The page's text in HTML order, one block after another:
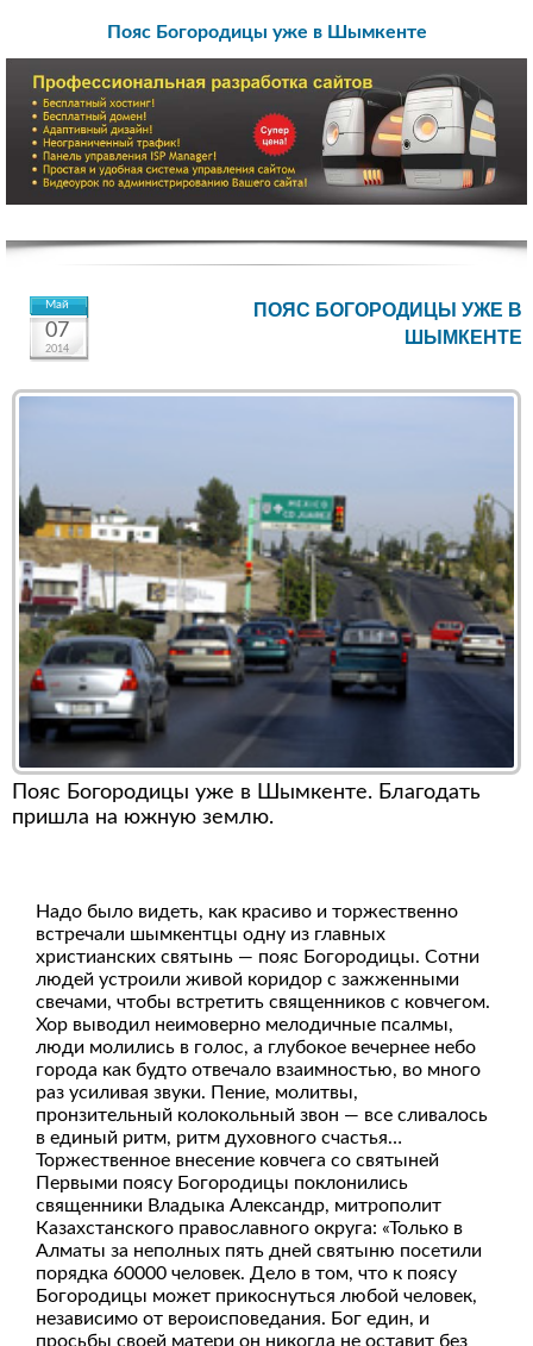
Пояс Богородицы уже в Шымкенте
Май
07
2014
ПОЯС БОГОРОДИЦЫ УЖЕ В
ШЫМКЕНТЕ
Пояс Богородицы уже в Шымкенте. Благодать
пришла на южную землю.
Надо было видеть, как красиво и торжественно
встречали шымкентцы одну из главных
христианских святынь — пояс Богородицы. Сотни
людей устроили живой коридор с зажженными
свечами, чтобы встретить священников с ковчегом.
Хор выводил неимоверно мелодичные псалмы,
люди молились в голос, а глубокое вечернее небо
города как будто отвечало взаимностью, во много
раз усиливая звуки. Пение, молитвы,
пронзительный колокольный звон — все сливалось
в единый ритм, ритм духовного счастья…
Торжественное внесение ковчега со святыней
Первыми поясу Богородицы поклонились
священники Владыка Александр, митрополит
Казахстанского православного округа: «Только в
Алматы за неполных пять дней святыню посетили
порядка 60000 человек. Дело в том, что к поясу
Богородицы может прикоснуться любой человек,
независимо от вероисповедания. Бог един, и
просьбы своей матери он никогда не оставит без